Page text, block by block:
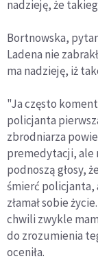
nadzieję, że
Bortnowska,
Ladena nie
ma nadzieję, iż
"Ja często
policjanta
zbrodniarza
premedytacji, ale
podnoszą głosy,
śmierć policjanta,
złamał sobie
chwili zwykle
do zrozumienia
oceniła.